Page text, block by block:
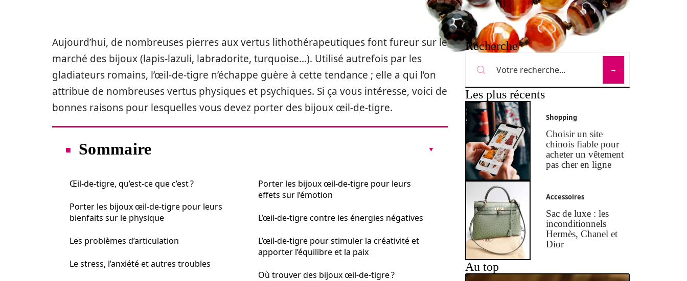
Aujourd’hui, de nombreuses pierres aux vertus lithothérapeutiques font fureur sur le
marché des bijoux (lapis-lazuli, labradorite, turquoise…). Utilisé autrefois par les
gladiateurs romains, l’œil-de-tigre n’échappe guère à cette tendance ; elle a qui l’on
attribue de nombreuses vertus physiques et psychiques. Si ça vous intéresse, voici de
bonnes raisons pour lesquelles vous devez porter des bijoux œil-de-tigre.
Sommaire
Œil-de-tigre, qu’est-ce que c’est ?
Porter les bijoux œil-de-tigre pour leurs
bienfaits sur le physique
Les problèmes d’articulation
Le stress, l’anxiété et autres troubles
Porter les bijoux œil-de-tigre pour leurs
effets sur l’émotion
L’œil-de-tigre contre les énergies négatives
L’œil-de-tigre pour stimuler la créativité et
apporter l’équilibre et la paix
Où trouver des bijoux œil-de-tigre ?
Recherche
Les plus récents
Shopping
Choisir un site
chinois fiable pour
acheter un vêtement
pas cher en ligne
Accessoires
Sac de luxe : les
inconditionnels
Hermès, Chanel et
Dior
Au top